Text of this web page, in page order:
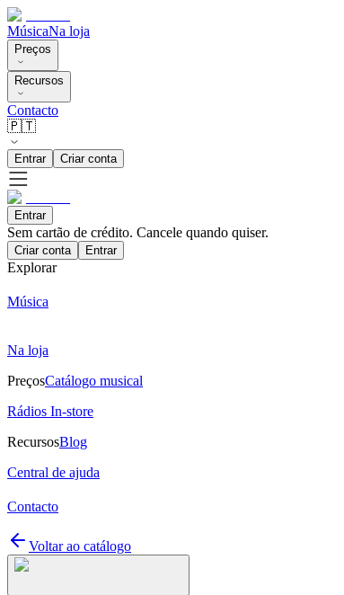
MúsicaNa loja
Preços
Recursos
Contacto
🇵🇹
Entrar Criar conta
Entrar
Sem cartão de crédito. Cancele quando quiser.
Criar conta Entrar
Explorar
Música
Na loja
PreçosCatálogo musical
Rádios In-store
RecursosBlog
Central de ajuda
Contacto
Voltar ao catálogo